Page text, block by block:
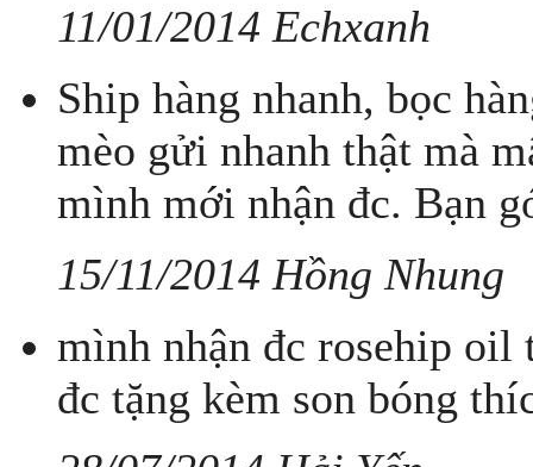
11/01/2014 Echxanh
Ship hàng nhanh, bọc
mèo gửi nhanh thật mà
mình mới nhận đc. Bạn
15/11/2014 Hồng Nhung
mình nhận đc rosehip oil
đc tặng kèm son bóng